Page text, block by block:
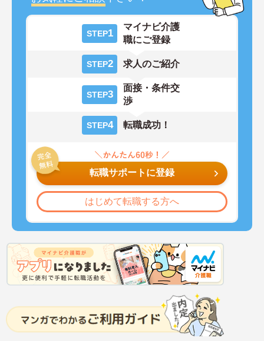
STEP1
マイナビ介護
職にご登録
STEP2 求人のご紹介
STEP3
面接・条件交
渉
STEP4 転職成功！
転職サポートに登録
はじめて転職する方へ